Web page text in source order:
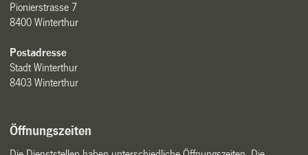
Pionierstrasse 7
8400 Winterthur
Postadresse
Stadt Winterthur
8403 Winterthur
Öffnungszeiten